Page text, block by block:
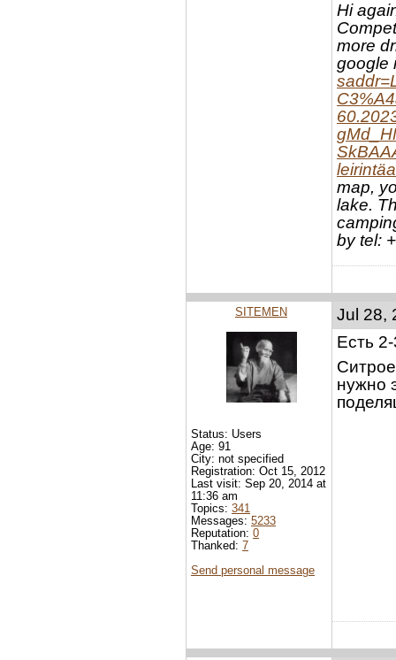
Hi
more
google
map,
lake.
by tel:
Jul 28,
Есть
нужно
SITEMEN
Status: Users
Age: 91
City: not specified
Registration: Oct 15, 2012
Last visit: Sep 20, 2014 at
11:36 am
Topics: 341
Messages: 5233
Reputation: 0
Thanked: 7
Send personal message